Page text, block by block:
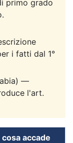
primo grado
i fatti dal 1°
—
l'art.
cosa accade